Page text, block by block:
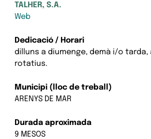
TALHER, S.A.
Web
Dedicació / Horari
dilluns a diumenge, demà i/o tarda,
rotatius.
Municipi (lloc de treball)
ARENYS DE MAR
Durada aproximada
9 MESOS